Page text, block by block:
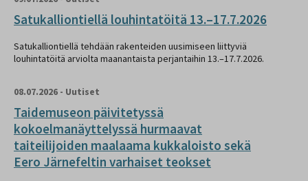
Satukalliontiellä louhintatöitä 13.–17.7.2026
Satukalliontiellä tehdään rakenteiden uusimiseen liittyviä
louhintatöitä arviolta maanantaista perjantaihin 13.–17.7.2026.
08.07.2026 - Uutiset
Taidemuseon päivitetyssä
kokoelmanäyttelyssä hurmaavat
taiteilijoiden maalaama kukkaloisto sekä
Eero Järnefeltin varhaiset teokset